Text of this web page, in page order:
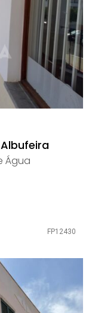
Água
FP12430